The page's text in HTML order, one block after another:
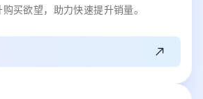
买欲望，助力快速提升销量。